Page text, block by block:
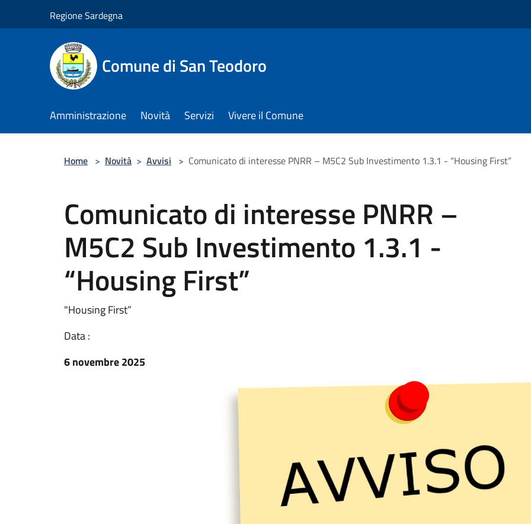
Regione Sardegna
Comune di San Teodoro
Amministrazione Novità Servizi Vivere il Comune
Home > Novità > Avvisi > Comunicato di interesse PNRR – M5C2 Sub Investimento 1.3.1 - “Housing First”
Comunicato di interesse PNRR –
M5C2 Sub Investimento 1.3.1 -
“Housing First”
"Housing First”
Data :
6 novembre 2025